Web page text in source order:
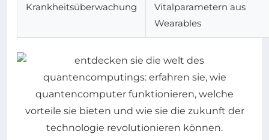
Krankheitsüberwachung
Vitalparametern aus
Wearables